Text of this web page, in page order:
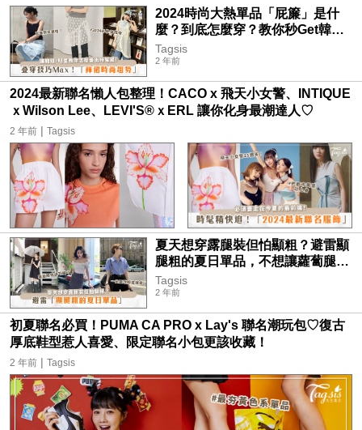
2024時尚大熱單品「屁簾」是什
麼？到底怎麼穿？教你秒Get韓妞
的「褲裙時尚風潮」～
Tagsis
2 年前
2024最新聯名懶人包整理！CACO x 飛天小女警、INTIQUE
ｘWilson Lee、LEVI'S®ｘERL 讓你化身最潮達人♡
2 年前 | Tagsis
夏天想穿露腿裝但怕顯粗？避雷顯
腿粗的夏日單品，不想讓蘿蔔腿無
處可藏，一定要改掉這樣穿！
Tagsis
2 年前
初夏聯名必買！PUMA CA PRO x Lay's 聯名潮玩包♡復古
厚底鞋型惹人喜愛、限定聯名小包更該收藏！
2 年前 | Tagsis